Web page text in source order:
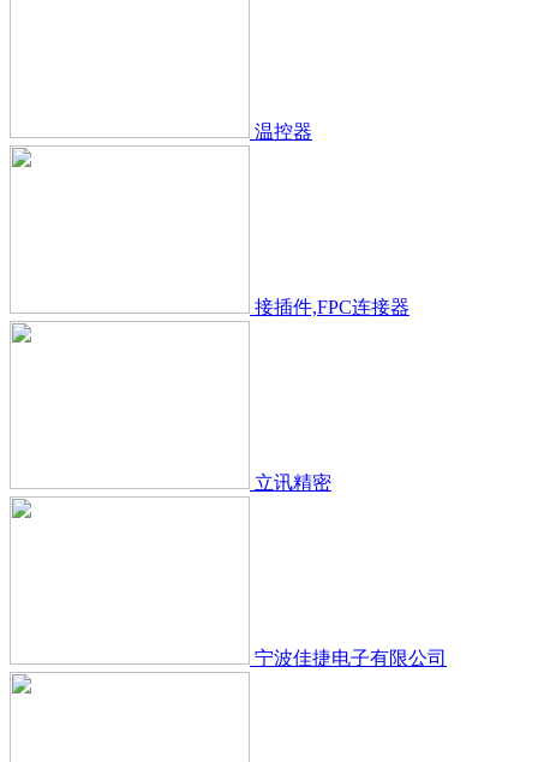
温控器
接插件,FPC连接器
立讯精密
宁波佳捷电子有限公司